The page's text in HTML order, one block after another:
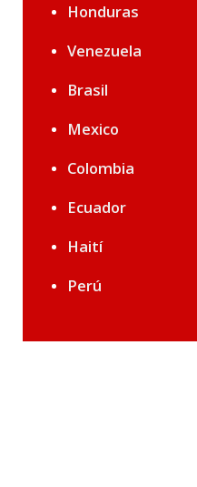
Honduras
Venezuela
Brasil
Mexico
Colombia
Ecuador
Haití
Perú